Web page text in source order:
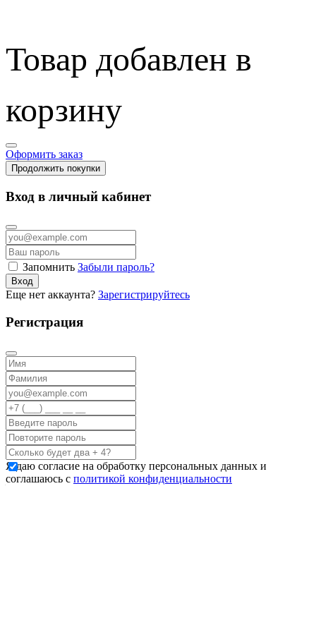
Товар добавлен в
корзину
Оформить заказ
Продолжить покупки
Вход в личный кабинет
Запомнить Забыли пароль?
Вход
Еще нет аккаунта? Зарегистрируйтесь
Регистрация
Я даю согласие на обработку персональных данных и
соглашаюсь с политикой конфиденциальности